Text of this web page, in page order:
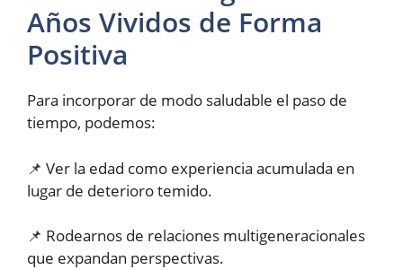
Años Vividos de Forma
Positiva
Para incorporar de modo saludable el paso de
tiempo, podemos:
📌 Ver la edad como experiencia acumulada en
lugar de deterioro temido.
📌 Rodearnos de relaciones multigeneracionales
que expandan perspectivas.